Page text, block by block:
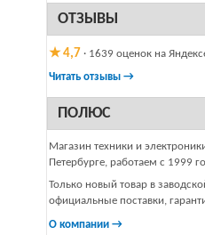
ОТЗЫВЫ
★ 4,7 · 1639 оценок на
Читать отзывы →
ПОЛЮС
Магазин техники и
Петербурге, работаем с 1999
Только новый товар в
официальные поставки,
О компании →